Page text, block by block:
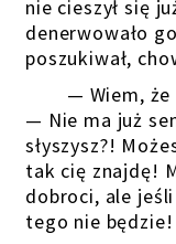
nie cieszył się
denerwowało
poszukiwał,
— Wiem, że
— Nie ma już
słyszysz?!
tak cię znajdę!
dobroci, ale
tego nie